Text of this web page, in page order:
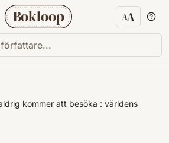
Bokloop AA
kommer att besöka : världens